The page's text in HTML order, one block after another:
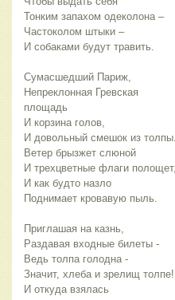
Тонким запахом одеколона –
Частоколом штыки –
И собаками будут травить.
Сумасшедший Париж,
Непреклонная Гревская
площадь
И корзина голов,
И довольный смешок из толпы.
Ветер брызжет слюной
И трехцветные флаги полощет,
И как будто назло
Поднимает кровавую пыль.
Приглашая на казнь,
Раздавая входные билеты -
Ведь толпа голодна -
Значит, хлеба и зрелищ толпе!
И откуда взялась